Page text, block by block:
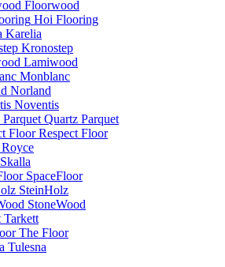
Floorwood
Hoi Flooring
Karelia
Kronostep
Lamiwood
Monblanc
Norland
Noventis
Quartz Parquet
Respect Floor
Royce
Skalla
SpaceFloor
SteinHolz
StoneWood
Tarkett
The Floor
Tulesna